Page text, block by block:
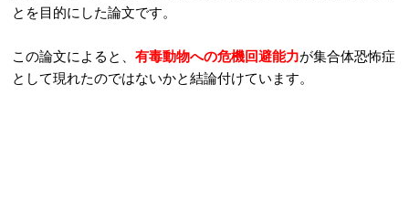
とを目的にした論文です。
この論文によると、 有毒動物への危機回避能力が集合体恐怖症
として現れたのではないかと結論付けています。